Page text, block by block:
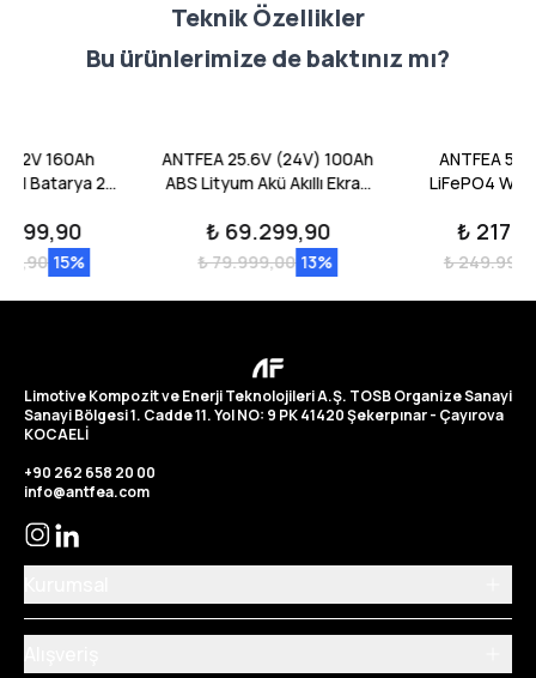
Teknik Özellikler
Bu ürünlerimize de baktınız mı?
160Ah
Batarya 2
15%
ANTFEA 25.6V (24V) 100Ah
ABS Lityum Akü Akıllı Ekran
₺ 69.299,90
₺ 79.999,00 13%
ANTFEA
LiFePO4
₺
₺
Limotive Kompozit ve Enerji Teknolojileri A.Ş. TOSB Organize Sanayi
Sanayi Bölgesi 1. Cadde 11. Yol NO: 9 PK 41420 Şekerpınar - Çayırova
KOCAELİ
+90 262 658 20 00
info@antfea.com